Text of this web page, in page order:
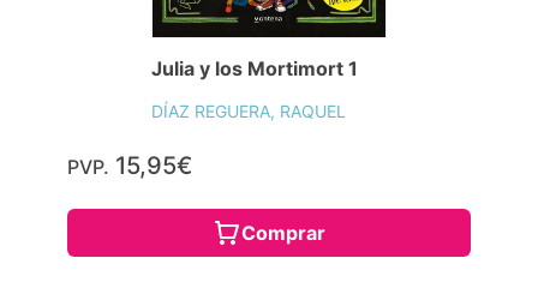
Julia y los Mortimort 1
DÍAZ REGUERA, RAQUEL
PVP. 15,95€
Comprar